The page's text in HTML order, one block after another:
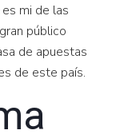
mi de las
público
de apuestas
de este país.